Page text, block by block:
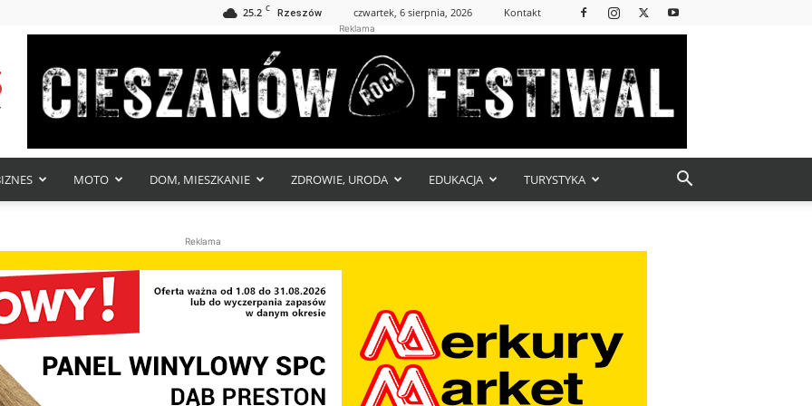
25.2 C Rzeszów czwartek, 6 sierpnia, 2026 Kontakt
Reklama
MOTO DOM, MIESZKANIE ZDROWIE, URODA EDUKACJA TURYSTYKA
Reklama